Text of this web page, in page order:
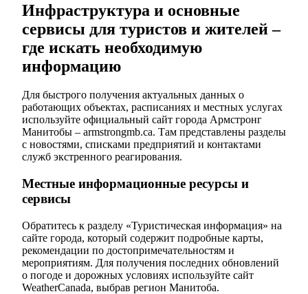
Инфраструктура и основные
сервисы для туристов и жителей –
где искать необходимую
информацию
Для быстрого получения актуальных данных о
работающих объектах, расписаниях и местных услугах
используйте официальный сайт города Армстронг
Манитобы – armstrongmb.ca. Там представлены разделы
с новостями, списками предприятий и контактами
служб экстренного реагирования.
Местные информационные ресурсы и
сервисы
Обратитесь к разделу «Туристическая информация» на
сайте города, который содержит подробные карты,
рекомендации по достопримечательностям и
мероприятиям. Для получения последних обновлений
о погоде и дорожных условиях используйте сайт
WeatherCanada, выбрав регион Манитоба.